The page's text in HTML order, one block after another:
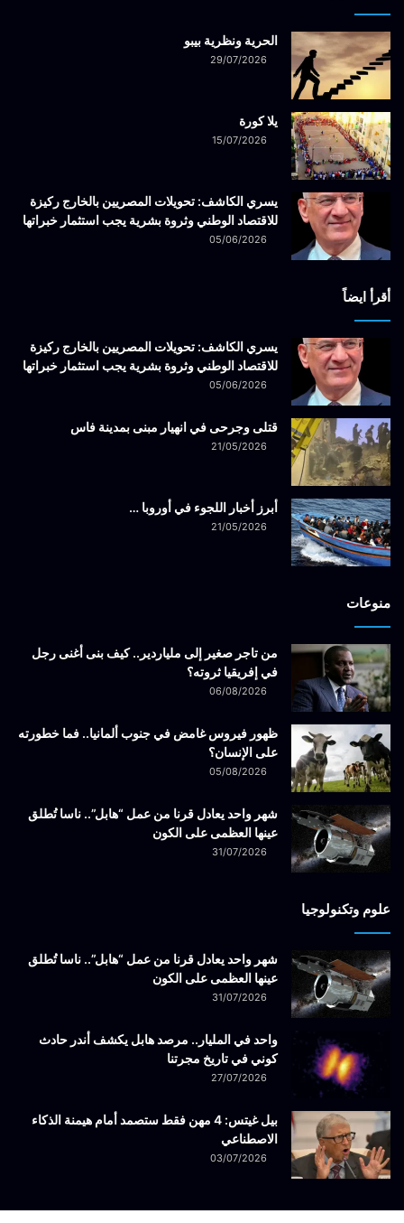
الحرية ونظرية بيبو
29/07/2026
يلا كورة
15/07/2026
يسري الكاشف: تحويلات المصريين بالخارج ركيزة
للاقتصاد الوطني وثروة بشرية يجب استثمار خبراتها
05/06/2026
أقرأ ايضاً
يسري الكاشف: تحويلات المصريين بالخارج ركيزة
للاقتصاد الوطني وثروة بشرية يجب استثمار خبراتها
05/06/2026
قتلى وجرحى في انهيار مبنى بمدينة فاس
21/05/2026
أبرز أخبار اللجوء في أوروبا …
21/05/2026
منوعات
من تاجر صغير إلى ملياردير.. كيف بنى أغنى رجل
في إفريقيا ثروته؟
06/08/2026
ظهور فيروس غامض في جنوب ألمانيا.. فما خطورته
على الإنسان؟
05/08/2026
شهر واحد يعادل قرنا من عمل “هابل”.. ناسا تُطلق
عينها العظمى على الكون
31/07/2026
علوم وتكنولوجيا
شهر واحد يعادل قرنا من عمل “هابل”.. ناسا تُطلق
عينها العظمى على الكون
31/07/2026
واحد في المليار.. مرصد هابل يكشف أندر حادث
كوني في تاريخ مجرتنا
27/07/2026
بيل غيتس: 4 مهن فقط ستصمد أمام هيمنة الذكاء
الاصطناعي
03/07/2026